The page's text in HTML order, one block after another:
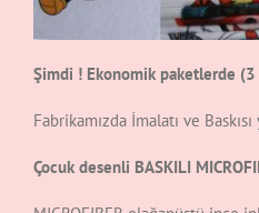
Şimdi ! Ekonomik paketlerde (3
Fabrikamızda İmalatı ve Baskısı
Çocuk desenli BASKILI